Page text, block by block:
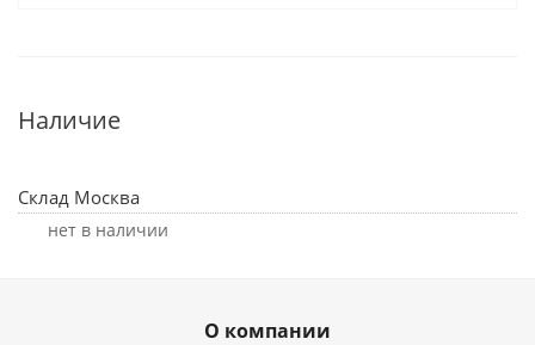
Наличие
Склад Москва
Нет в наличии
О компании